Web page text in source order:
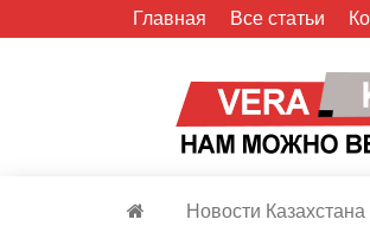
Главная Все статьи
Новости Казахстана